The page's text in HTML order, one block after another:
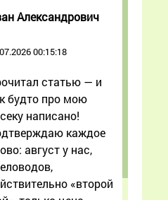
Александрович
00:15:18
статью — и
будто про мою
написано!
каждое
август у нас,
«второй